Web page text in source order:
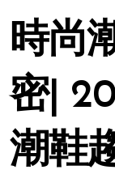
時尚
密|
潮鞋